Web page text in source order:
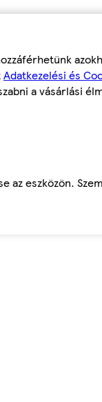
Adatkezelési és
a vásárlási
az eszközön.